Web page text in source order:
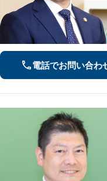
電話でお問い合わ